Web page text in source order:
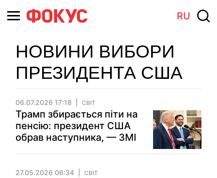
RU
НОВИНИ ВИБОРИ
ПРЕЗИДЕНТА США
06.07.2026 17:18 СВІТ
Трамп збирається піти на
пенсію: президент США
обрав наступника, — ЗМІ
27.05.2026 06:34 СВІТ